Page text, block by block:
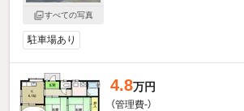
すべての写真
駐車場あり
4.8万円
（管理費-）